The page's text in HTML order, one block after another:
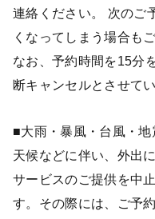
連絡ください。 次のご
くなってしまう場合も
なお、予約時間を15分
断キャンセルとさせて
■大雨・暴風・台風・
天候などに伴い、外出
サービスのご提供を中
す。その際には、ご予